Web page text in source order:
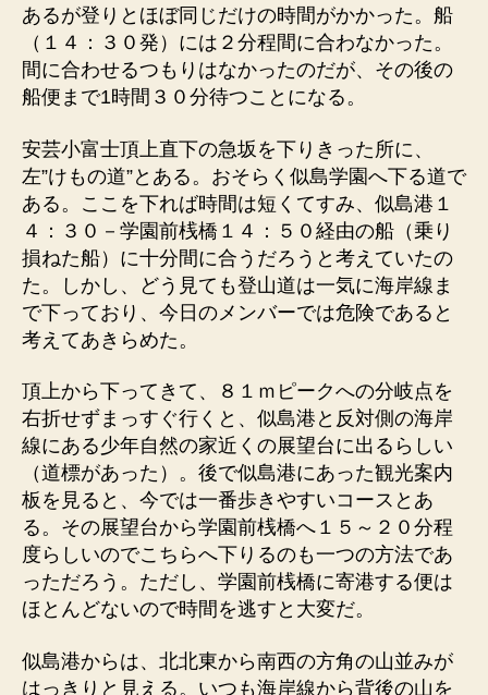
あるが登りとほぼ同じだけの時間がかかった。船
（１４：３０発）には２分程間に合わなかった。
間に合わせるつもりはなかったのだが、その後の
船便まで1時間３０分待つことになる。
安芸小富士頂上直下の急坂を下りきった所に、
左”けもの道”とある。おそらく似島学園へ下る道で
ある。ここを下れば時間は短くてすみ、似島港１
４：３０－学園前桟橋１４：５０経由の船（乗り
損ねた船）に十分間に合うだろうと考えていたの
た。しかし、どう見ても登山道は一気に海岸線ま
で下っており、今日のメンバーでは危険であると
考えてあきらめた。
頂上から下ってきて、８１ｍピークへの分岐点を
右折せずまっすぐ行くと、似島港と反対側の海岸
線にある少年自然の家近くの展望台に出るらしい
（道標があった）。後で似島港にあった観光案内
板を見ると、今では一番歩きやすいコースとあ
る。その展望台から学園前桟橋へ１５～２０分程
度らしいのでこちらへ下りるのも一つの方法であ
っただろう。ただし、学園前桟橋に寄港する便は
ほとんどないので時間を逃すと大変だ。
似島港からは、北北東から南西の方角の山並みが
はっきりと見える。いつも海岸線から背後の山を